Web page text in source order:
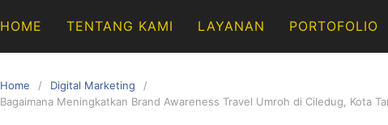
HOME TENTANG KAMI LAYANAN PORTOFOLIO
Home
Digital Marketing
Bagaimana Meningkatkan Brand Awareness Travel Umroh di Ciledug, Kota